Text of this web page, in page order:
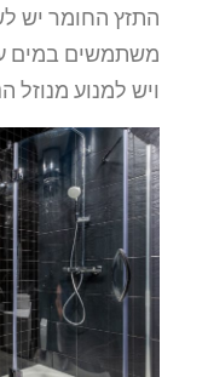
התזץ החומר יש
משתמשים במים
ויש למנוע מנוזל